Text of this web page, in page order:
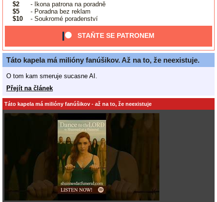
$2
- Ikona patrona na poradně
$5
- Poradna bez reklam
$10
- Soukromé poradenství
STAŇTE SE PATRONEM
Táto kapela má milióny fanúšikov. Až na to, že neexistuje.
O tom kam smeruje sucasne AI.
Přejít na článek
Táto kapela má milióny fanúšikov - až na to, že neexistuje